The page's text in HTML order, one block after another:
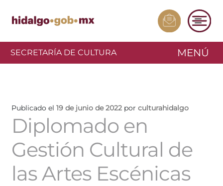
SECRETARÍA DE CULTURA MENÚ
Publicado el 19 de junio de 2022 por culturahidalgo
Diplomado en
Gestión Cultural de
las Artes Escénicas